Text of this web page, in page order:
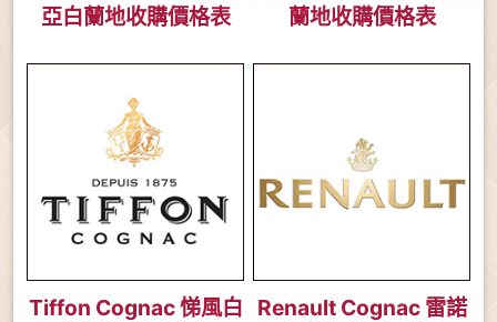
亞白蘭地收購價格表
蘭地收購價格表
Tiffon Cognac 悌風白
Renault Cognac 雷諾